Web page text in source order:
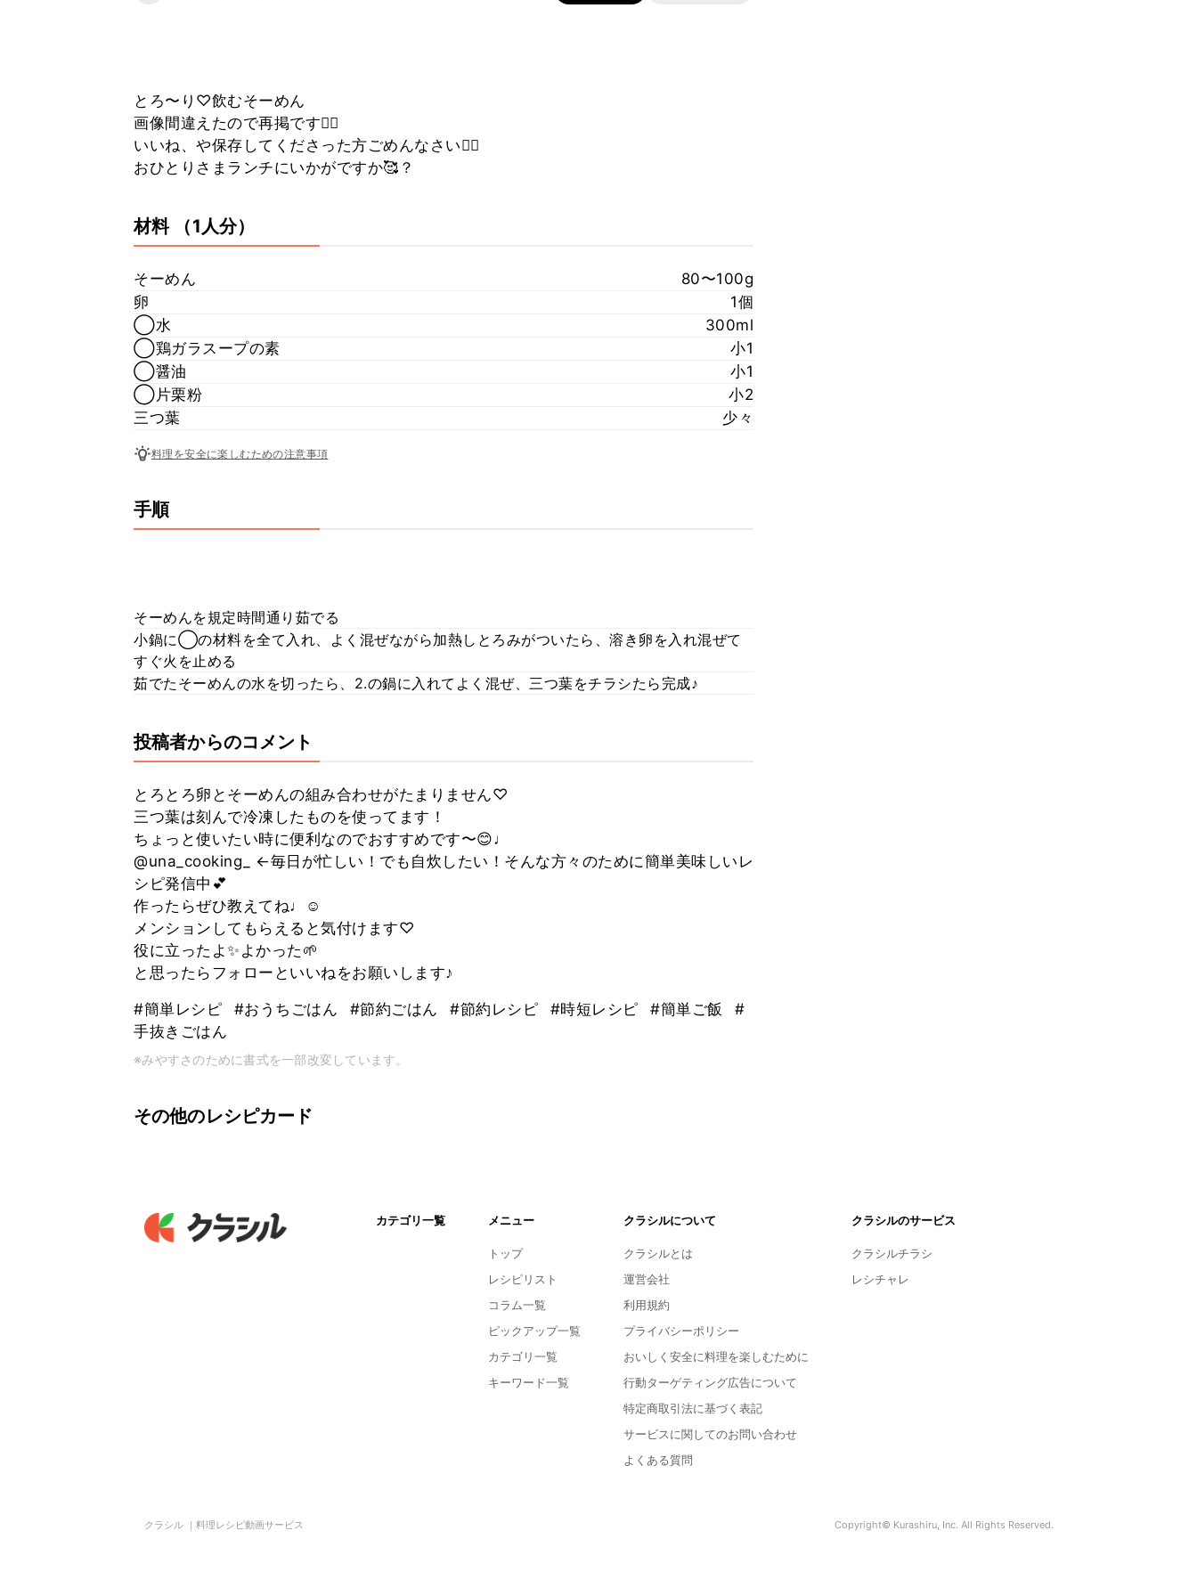
とろ〜り♡飲むそーめん
画像間違えたので再掲です🙇‍♀️
いいね、や保存してくださった方ごめんなさい🙇‍♀️
おひとりさまランチにいかがですか🥰？
材料 （1人分）
そーめん
80〜100g
卵
1個
◯水
300ml
◯鶏ガラスープの素
小1
◯醤油
小1
◯片栗粉
小2
三つ葉
少々
料理を安全に楽しむための注意事項
手順
そーめんを規定時間通り茹でる
小鍋に◯の材料を全て入れ、よく混ぜながら加熱しとろみがついたら、溶き卵を入れ混ぜて
すぐ火を止める
茹でたそーめんの水を切ったら、2.の鍋に入れてよく混ぜ、三つ葉をチラシたら完成♪
投稿者からのコメント
とろとろ卵とそーめんの組み合わせがたまりません♡
三つ葉は刻んで冷凍したものを使ってます！
ちょっと使いたい時に便利なのでおすすめです〜😊♩
@una_cooking_ ←毎日が忙しい！でも自炊したい！そんな方々のために簡単美味しいレ
シピ発信中💕
作ったらぜひ教えてね♩☺️
メンションしてもらえると気付けます♡
役に立ったよ✨よかった🌱
と思ったらフォローといいねをお願いします♪
#簡単レシピ #おうちごはん #節約ごはん #節約レシピ #時短レシピ #簡単ご飯
#
手抜きごはん
※みやすさのために書式を一部改変しています。
その他のレシピカード
カテゴリ一覧 メニュー
トップ
レシピリスト
コラム一覧
ピックアップ一覧
カテゴリ一覧
キーワード一覧
クラシルについて
クラシルとは
運営会社
利用規約
プライバシーポリシー
おいしく安全に料理を楽しむために
行動ターゲティング広告について
特定商取引法に基づく表記
サービスに関してのお問い合わせ
よくある質問
クラシルのサービス
クラシルチラシ
レシチャレ
クラシル ｜料理レシピ動画サービス Copyright© Kurashiru, Inc. All Rights Reserved.